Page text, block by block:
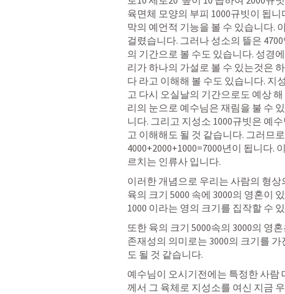
육면체 모양의 부피 1000규빗이 됩
막의 예언적 기능을 볼 수 있습니다.
걸렸습니다. 그러나 성소의 뜰은
의 기간으로 볼 수도 있습니다. 성경
리가 하나의 가설로 볼 수 있는것은
다 라고 이해해 볼 수도 있습니다. 지
고 다시 오실날의 기간으로도 예상
리의 눈으로 예수님은 재림을 불 수
니다. 그리고 지성소 1000규빗은 예
고 이해해도 될 것 같습니다. 그러므
4000+2000+1000=7000년이 됩니다.
르치는 인류사 입니다.
이러한 개념으로 우리는 사람의 형
육의 크기 5000 속에 3000의 영혼이
1000 이라는 영의 크기를 집작할 수
또한 육의 크기 5000속의 3000의 영
존재성의 의미로는 3000의 크기를
도 될 것 같습니다.
예수님이 오시기전에는 특정한 사람
께서 그 육체로 지성소를 여신 지금